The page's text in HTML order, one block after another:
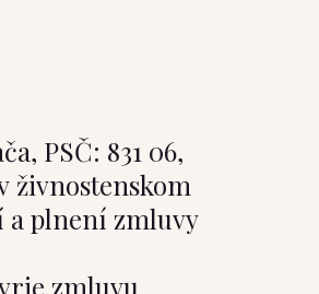
PSČ: 831 06,
živnostenskom
a plnení zmluvy
zmluvu